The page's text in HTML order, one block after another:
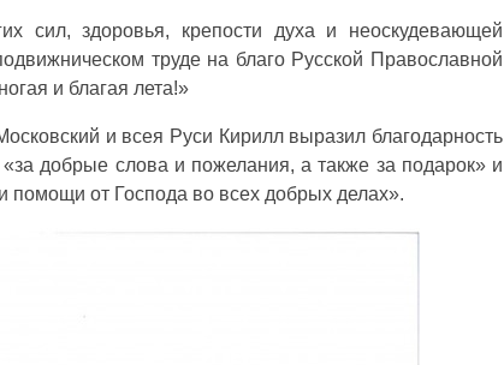
сил, здоровья, крепости духа и неоскудевающей
труде на благо Русской Православной
и благая лета!»
и всея Руси Кирилл выразил благодарность
добрые слова и пожелания, а также за подарок» и
помощи от Господа во всех добрых делах».